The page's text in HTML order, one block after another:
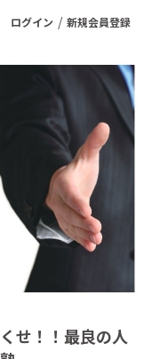
ログイン / 新規会員登録
せ！！最良の人